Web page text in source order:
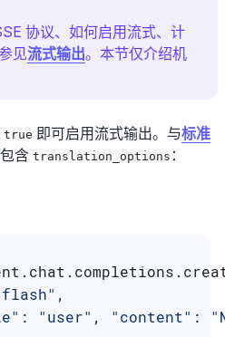
协议、如何启用流式、计
见流式输出。本节仅介绍机
true 即可启用流式输出。与标准
含 translation_options ：
flash" ,
: "user" , "content" :